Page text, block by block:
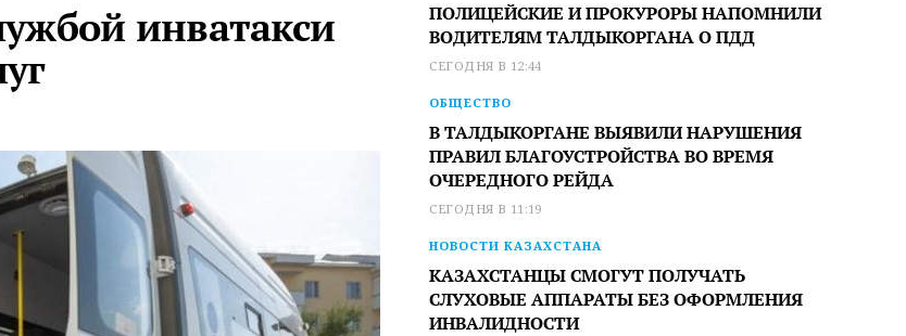
инватакси
ПОЛИЦЕЙСКИЕ И ПРОКУРОРЫ НАПОМНИЛИ
ВОДИТЕЛЯМ ТАЛДЫКОРГАНА О ПДД
СЕГОДНЯ В 12:44
ОБЩЕСТВО
В ТАЛДЫКОРГАНЕ ВЫЯВИЛИ НАРУШЕНИЯ
ПРАВИЛ БЛАГОУСТРОЙСТВА ВО ВРЕМЯ
ОЧЕРЕДНОГО РЕЙДА
СЕГОДНЯ В 11:19
НОВОСТИ КАЗАХСТАНА
КАЗАХСТАНЦЫ СМОГУТ ПОЛУЧАТЬ
СЛУХОВЫЕ АППАРАТЫ БЕЗ ОФОРМЛЕНИЯ
ИНВАЛИДНОСТИ